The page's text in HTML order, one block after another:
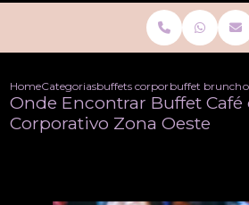
HomeCategoriasbuffets corporativobuffet brunch
Onde Encontrar Buffet Café
Corporativo Zona Oeste